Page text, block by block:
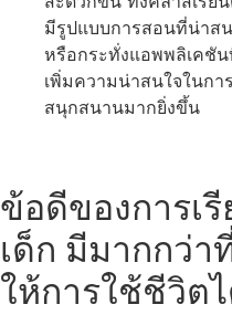
มีรูปแบบการสอนที่น่าสน
หรือกระทั่งแอพพลิเคชัน
เพิ่มความน่าสนใจในกา
สนุกสนานมากยิ่งขึ้น
ข้อดีของการเ
เด็ก มีมากกว่
ให้การใช้ชีวิต